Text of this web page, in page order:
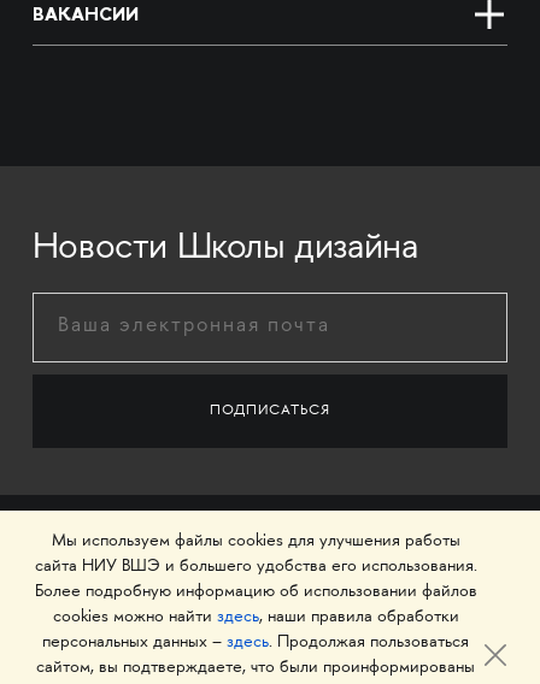
ВАКАНСИИ
Новости Школы дизайна
Мы используем файлы cookies для улучшения работы
сайта НИУ ВШЭ и большего удобства его использования.
Более подробную информацию об использовании файлов
cookies можно найти здесь, наши правила обработки
персональных данных – здесь. Продолжая пользоваться
сайтом, вы подтверждаете, что были проинформированы